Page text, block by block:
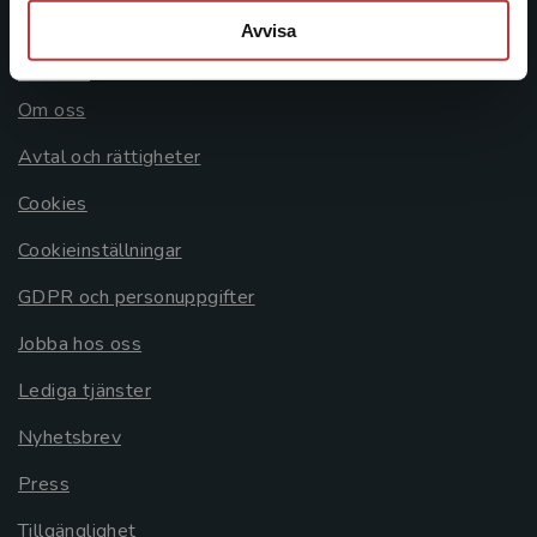
Avvisa
Allmänna länkar
Om oss
Avtal och rättigheter
Cookies
Cookieinställningar
GDPR och personuppgifter
Jobba hos oss
Lediga tjänster
Nyhetsbrev
Press
Tillgänglighet